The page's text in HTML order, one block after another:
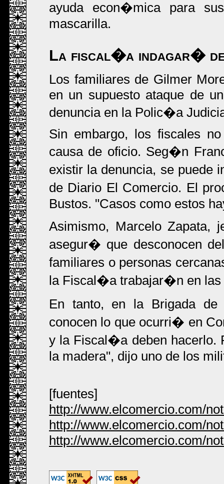
ayuda econ�mica para
mascarilla.
La fiscal�a indagar�
Los familiares de Gilmer
en un supuesto ataque de
denuncia en la Polic�a
Sin embargo, los fiscales
causa de oficio. Seg�n
existir la denuncia, se puede
de Diario El Comercio. El
Bustos. "Casos como estos
Asimismo, Marcelo Zapata,
asegur� que desconocen
familiares o personas
la Fiscal�a trabajar�n en las
En tanto, en la Brigada
conocen lo que ocurri� en
y la Fiscal�a deben hacerlo.
la madera", dijo uno de los
[fuentes]
http://www.elcomercio.com/
http://www.elcomercio.com/
http://www.elcomercio.com/